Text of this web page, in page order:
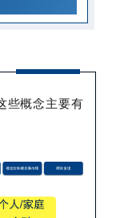
些概念主要有